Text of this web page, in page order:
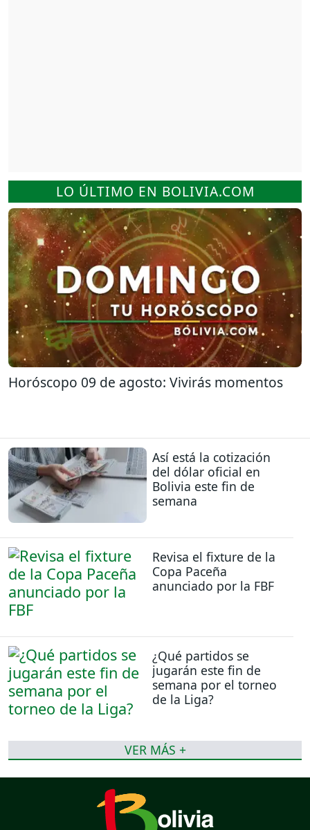
LO ÚLTIMO EN BOLIVIA.COM
Horóscopo 09 de agosto: Vivirás momentos
Así está la cotización
del dólar oficial en
Bolivia este fin de
semana
Revisa el fixture de la
Copa Paceña
anunciado por la FBF
¿Qué partidos se
jugarán este fin de
semana por el torneo
de la Liga?
VER MÁS +